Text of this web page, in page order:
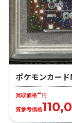
ポケモンカー
買取価格-円
質参考価格